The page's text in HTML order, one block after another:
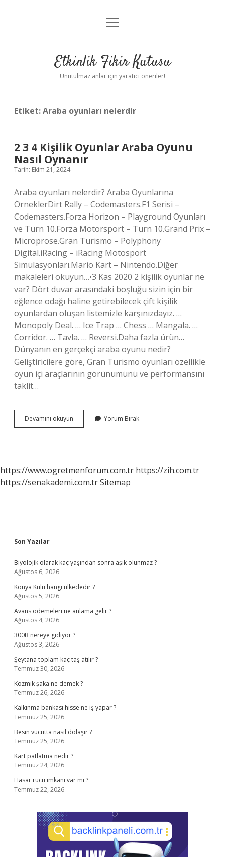
Anasayfa
Yasal Uyarı
menüyü
Etkinlik Fikir Kutusu
Unutulmaz anlar için yaratıcı öneriler!
Etiket:Araba oyunları nelerdir
2 3 4 Kişilik Oyunlar Araba Oyunu
Nasıl Oynanır
Tarih: Ekim 21, 2024
Araba oyunları nelerdir? Araba Oyunlarına
ÖrneklerDirt Rally – Codemasters.F1 Serisi –
Codemasters.Forza Horizon – Playground Oyunları
ve Turn 10.Forza Motorsport – Turn 10.Grand Prix –
Microprose.Gran Turismo – Polyphony
Digital.iRacing – iRacing Motosport
Simülasyonları.Mario Kart – Nintendo.Diğer
makaleleri okuyun…•3 Kas 2020 2 kişilik oyunlar ne
var? Dört duvar arasındaki boşluğu sizin için bir
eğlence odağı haline getirebilecek çift kişilik
oyunlardan oluşan listemizle karşınızdayız. …
Monopoly Deal. … Ice Trap … Chess … Mangala. …
Corridor. … Tavla. … Reversi.Daha fazla ürün…
Dünyanın en gerçekçi araba oyunu nedir?
Geliştiricilere göre, Gran Turismo oyunları özellikle
oyun içi araçlarının görünümünü ve performansını
taklit…
Devamını okuyun
3
Oyunu
Nasıl
Yorum Bırak
https://www.ogretmenforum.com.tr https://zih.com.tr
https://senakademi.com.trSitemap
Sidebar
Son Yazılar
Biyolojik olarak kaç yaşından sonra aşık olunmaz ?
Ağustos 6, 2026
Konya Kulu hangi ülkededir ?
Ağustos 5, 2026
Avans ödemeleri ne anlama gelir ?
Ağustos 4, 2026
300B nereye gidiyor ?
Ağustos 3, 2026
Şeytana toplam kaç taş atılır ?
Temmuz 30, 2026
Kozmik şaka ne demek ?
Temmuz 26, 2026
Kalkınma bankası hisse ne iş yapar ?
Temmuz 25, 2026
Besin vücutta nasıl dolaşır ?
Temmuz 25, 2026
Kart patlatma nedir ?
Temmuz 24, 2026
Hasar rücu imkanı var mı ?
Temmuz 22, 2026